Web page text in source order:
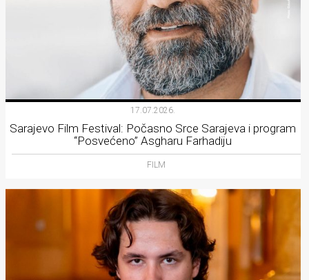
17.07.2026.
Sarajevo Film Festival: Počasno Srce Sarajeva i program
“Posvećeno” Asgharu Farhadiju
FILM